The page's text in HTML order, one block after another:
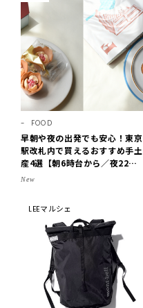
FOOD
早朝や夜の出発でも安心！東京
駅改札内で買えるおすすめ手土
産4選【朝6時台から／夜22時
まで営業】
New
LEEマルシェ